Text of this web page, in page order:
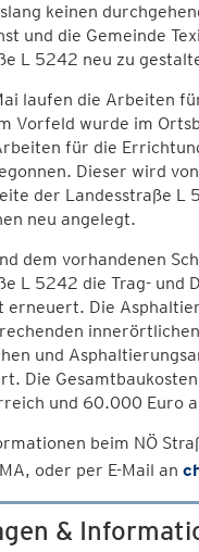
keinen
und die Gemeinde
L 5242 neu zu
laufen die Arbeiten
Vorfeld wurde im
für die
Dieser wird
der Landesstraße
neu angelegt.
dem vorhandenen
L 5242 die Trag- und
erneuert. Die
und
Die
und 60.000 Euro
beim NÖ
oder per E-Mail an
&